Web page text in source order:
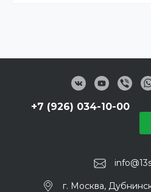
+7 (926) 034-10-00
г. Москва,